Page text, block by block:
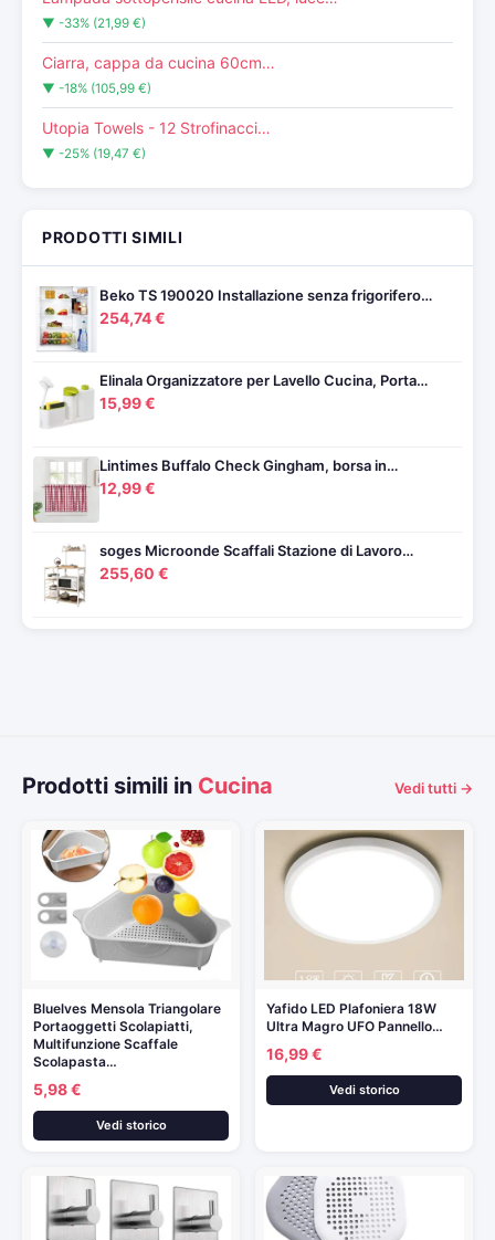
▼ -33% (21,99 €)
Ciarra, cappa da cucina 60cm…
▼ -18% (105,99 €)
Utopia Towels - 12 Strofinacci…
▼ -25% (19,47 €)
PRODOTTI SIMILI
Beko TS 190020 Installazione senza frigorifero…
254,74 €
Elinala Organizzatore per Lavello Cucina, Porta…
15,99 €
Lintimes Buffalo Check Gingham, borsa in…
12,99 €
soges Microonde Scaffali Stazione di Lavoro…
255,60 €
Prodotti simili in Cucina Vedi tutti →
Bluelves Mensola Triangolare
Portaoggetti Scolapiatti,
Multifunzione Scaffale
Scolapasta…
5,98 €
Vedi storico
Yafido LED Plafoniera 18W
Ultra Magro UFO Pannello…
16,99 €
Vedi storico